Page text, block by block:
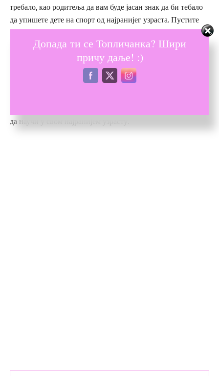
требало, као родитеља да вам буде јасан знак да би тебало
да упишете дете на спорт од најранијег узраста. Пустите
најбоље резулате.
Тренирајем било ког спорта можете бити само на добитку,
без обзира на резултате и даљи след догађаја.
да научи у свом најранијем узрасту.
Допада ти се Топличанка? Шири
причу даље! :)